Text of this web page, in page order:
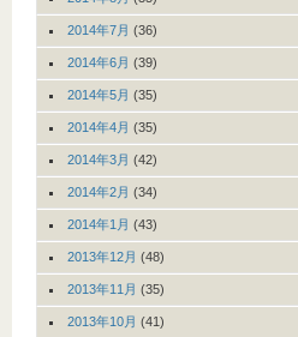
2014年7月 (36)
2014年6月 (39)
2014年5月 (35)
2014年4月 (35)
2014年3月 (42)
2014年2月 (34)
2014年1月 (43)
2013年12月 (48)
2013年11月 (35)
2013年10月 (41)